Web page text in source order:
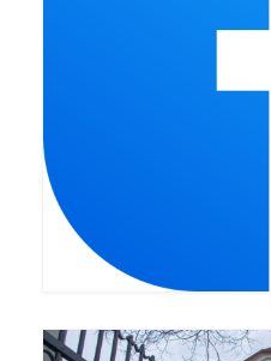
Galerie 2021
Pasterka 2021